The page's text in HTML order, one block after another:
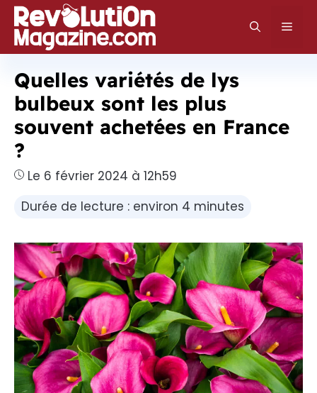
Aller
au
contenu
Quelles variétés de lys
bulbeux sont les plus
souvent achetées en France
?
Le 6 février 2024 à 12h59
Durée de lecture : environ 4 minutes